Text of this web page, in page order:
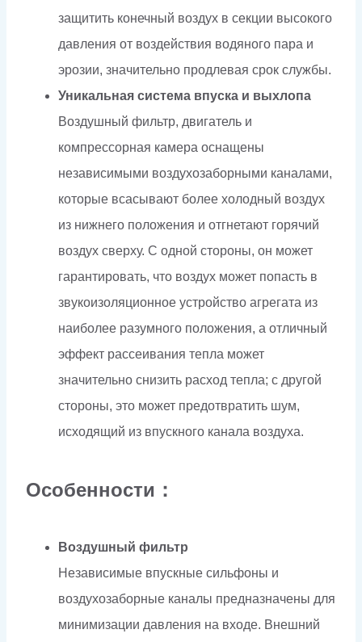
защитить конечный воздух в секции высокого
давления от воздействия водяного пара и
эрозии, значительно продлевая срок службы.
Уникальная система впуска и выхлопа
Воздушный фильтр, двигатель и
компрессорная камера оснащены
независимыми воздухозаборными каналами,
которые всасывают более холодный воздух
из нижнего положения и отгнетают горячий
воздух сверху. С одной стороны, он может
гарантировать, что воздух может попасть в
звукоизоляционное устройство агрегата из
наиболее разумного положения, а отличный
эффект рассеивания тепла может
значительно снизить расход тепла; с другой
стороны, это может предотвратить шум,
исходящий из впускного канала воздуха.
Особенности：
Воздушный фильтр
Независимые впускные сильфоны и
воздухозаборные каналы предназначены для
минимизации давления на входе. Внешний